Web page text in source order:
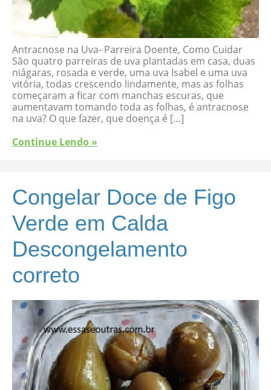
Antracnose na Uva- Parreira Doente, Como Cuidar
São quatro parreiras de uva plantadas em casa, duas
niágaras, rosada e verde, uma uva Isabel e uma uva
vitória, todas crescendo lindamente, mas as folhas
começaram a ficar com manchas escuras, que
aumentavam tomando toda as folhas, é antracnose
na uva? O que fazer, que doença é […]
Continue Lendo »
Congelar Doce de Figo
Verde em Calda
Descongelamento
correto